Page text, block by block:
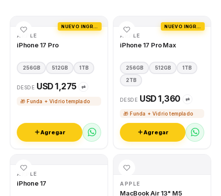
APPLE
iPhone 17 Pro
256GB 512GB 1TB
DESDE USD 1,275 ⇄
🎁 Funda + Vidrio templado
Agregar
APPLE
iPhone 17 Pro Max
256GB 512GB 1TB
2TB
DESDE USD 1,360 ⇄
🎁 Funda + Vidrio templado
Agregar
APPLE
iPhone 17 APPLE
MacBook Air 13" M5